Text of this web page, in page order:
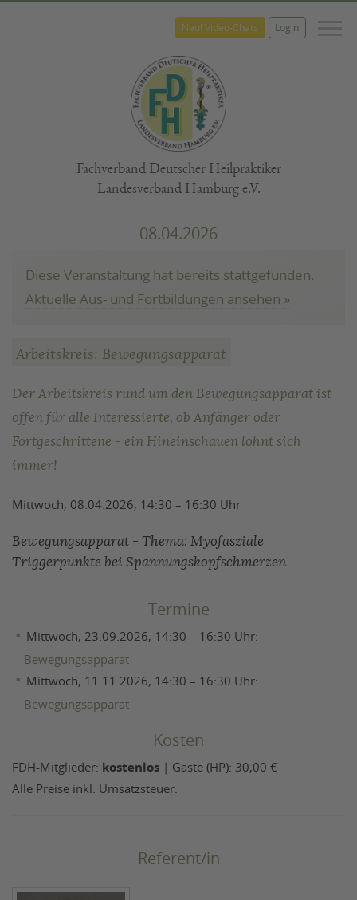
Neu! Video-Chats Login
Fachverband Deutscher Heilpraktiker
Landesverband Hamburg e.V.
08.04.2026
Diese Veranstaltung hat bereits stattgefunden.
Aktuelle Aus- und Fortbildungen ansehen »
Arbeitskreis: Bewegungsapparat
Der Arbeitskreis rund um den Bewegungsapparat ist
offen für alle Interessierte, ob Anfänger oder
Fortgeschrittene - ein Hineinschauen lohnt sich
immer!
Mittwoch, 08.04.2026, 14:30 – 16:30 Uhr
Bewegungsapparat - Thema: Myofasziale
Triggerpunkte bei Spannungskopfschmerzen
Termine
Mittwoch, 23.09.2026, 14:30 – 16:30 Uhr:
Bewegungsapparat
Mittwoch, 11.11.2026, 14:30 – 16:30 Uhr:
Bewegungsapparat
Kosten
FDH-Mitglieder: kostenlos | Gäste (HP): 30,00 €
Alle Preise inkl. Umsatzsteuer.
Referent/in